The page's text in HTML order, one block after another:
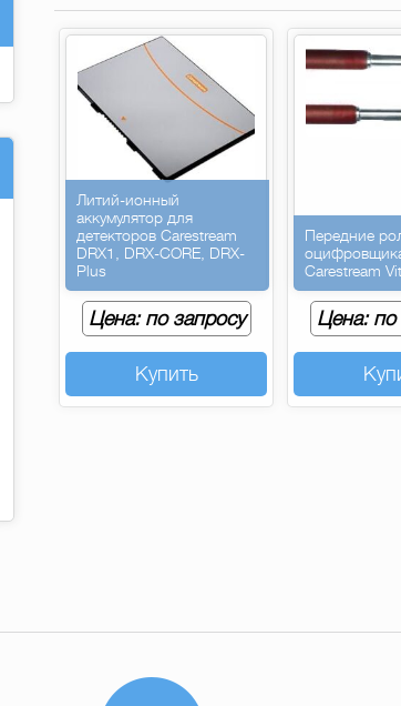
Литий-ионный
аккумулятор для
детекторов Carestream
DRX1, DRX-CORE, DRX-
Plus
Цена: по запросу
Купить
Передние
Carestream
Цена: по